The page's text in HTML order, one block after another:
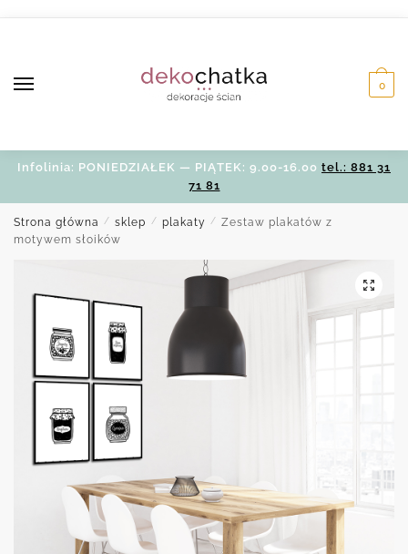
0
Infolinia: PONIEDZIAŁEK — PIĄTEK: 9.00-16.00 tel.: 881 31
71 81
Strona główna / sklep / plakaty / Zestaw plakatów z
motywem słoików